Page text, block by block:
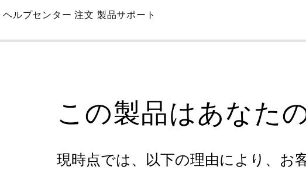
Skip
Main
ヘルプセンター 注文 製品サポート
この製品はあなた
現時点では、以下の理由により、お